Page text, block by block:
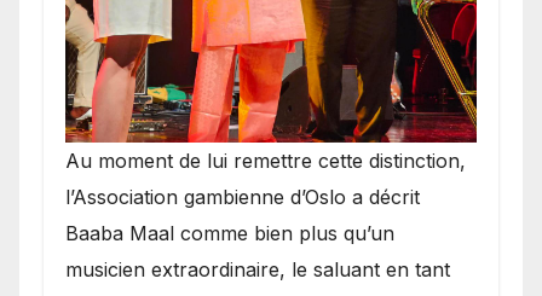
​Au moment de lui remettre cette distinction,
l’Association gambienne d’Oslo a décrit
Baaba Maal comme bien plus qu’un
musicien extraordinaire, le saluant en tant